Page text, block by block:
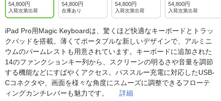
54,800円
入荷次第出荷
54,800円
在庫あり
54,800円
入荷次第出荷
54,800円
入荷次第出荷
iPad Pro用Magic Keyboardは、驚くほど快適なキーボードとトラッ
クパッドを搭載。薄くてポータブルな新しいデザインで、アルミニ
ウムのパームレストも用意されています。キーボードに追加された
14のファンクションキー列から、スクリーンの明るさや音量を調節
する機能などにすばやくアクセス。パススルー充電に対応したUSB-
Cコネクタや、画面を様々な角度にスムーズに調整できるフローテ
ィングカンチレバーも魅力です。 詳細